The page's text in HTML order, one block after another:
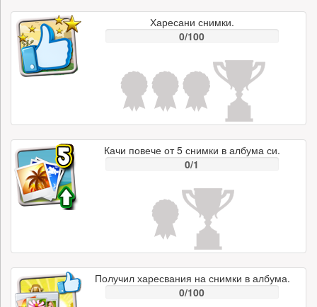
Харесани снимки.
0/100
Качи повече от 5 снимки в албума си.
0/1
Получил харесвания на снимки в албума.
0/100